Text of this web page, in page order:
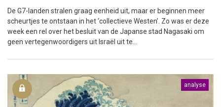
De G7-landen stralen graag eenheid uit, maar er beginnen meer
scheurtjes te ontstaan in het ‘collectieve Westen’. Zo was er deze
week een rel over het besluit van de Japanse stad Nagasaki om
geen vertegenwoordigers uit Israël uit te...
analyse